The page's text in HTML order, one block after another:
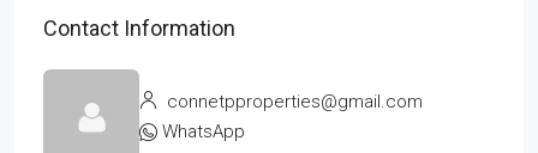
Contact Information
connetpproperties@gmail.com
WhatsApp